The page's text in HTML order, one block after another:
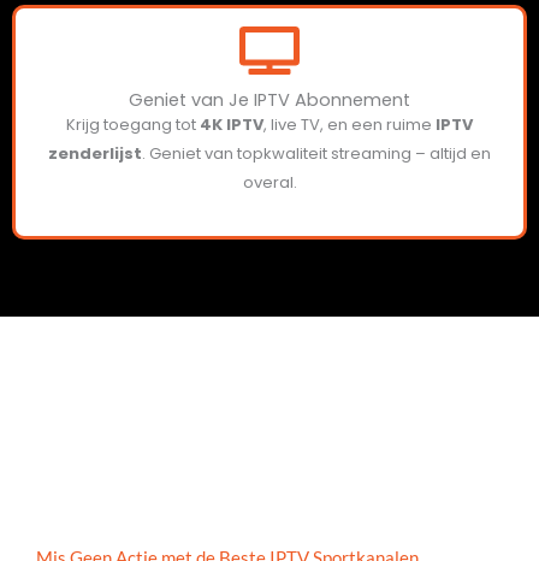
Geniet van Je IPTV Abonnement
Krijg toegang tot 4K IPTV, live TV, en een ruime IPTV
zenderlijst. Geniet van topkwaliteit streaming – altijd en
overal.